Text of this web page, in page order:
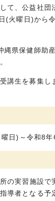
て、公益社団
(火曜日)から
県保健師助産
講生を募集し
日)～令和8
の実習施設で
導者となる予